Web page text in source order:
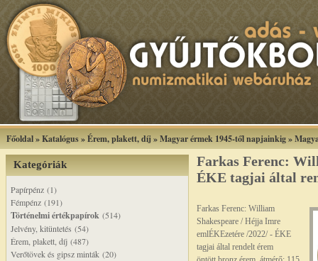
Főoldal»Katalógus»Érem, plakett, díj »Magyar érmek 1945-től napjainkig»
Kategóriák
Papírpénz (1)
Fémpénz (191)
Történelmi értékpapírok (514)
Jelvény, kitüntetés (54)
Érem, plakett, díj (487)
Verőtövek és gipsz minták (20)
Farkas Ferenc:
ÉKE tagjai által
Farkas Ferenc: William
Shakespeare / Héjja Imre
emlÉKEzetére /2022/ - ÉKE
tagjai által rendelt érem